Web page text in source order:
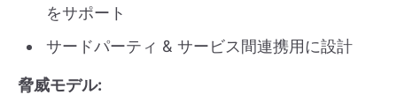
をサポート
サードパーティ & サービス間連携用に設計
脅威モデル: